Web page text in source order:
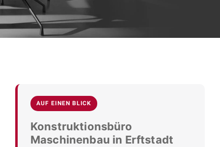
AUF EINEN BLICK
Konstruktionsbüro
Maschinenbau in Erftstadt